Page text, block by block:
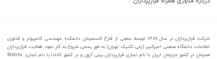
شرکت فرازپردازان در سال ۱۳۸۹ توسط جمعی از فارغ التحصیلان دانشکده مهندسی کامپیوتر و فناوری
اطلاعات دانشگاه صنعتی امیرکبیر (پلی تکنیک تهران) به طور رسمی شروع به کار نمود. فعالیت فرازپردازان
همزمان در کشور عزیزمان ایران با نام تجاری فرازپردازان بیتی آرون و در کشور کانادا با نام تجاری .BitArts